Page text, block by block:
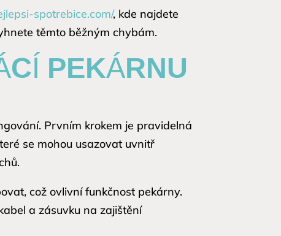
spotrebice.com/, kde najdete
těmto běžným chybám.
PEKÁRNU
Prvním krokem je pravidelná
se mohou usazovat uvnitř
což ovlivní funkčnost pekárny.
a zásuvku na zajištění